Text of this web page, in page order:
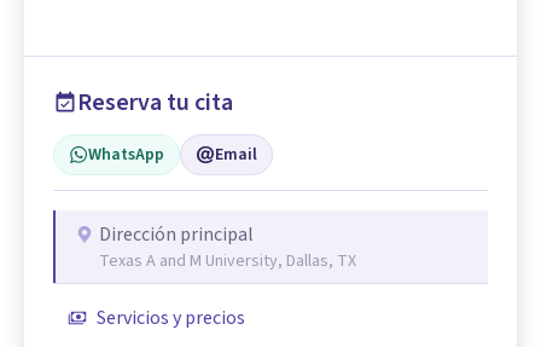
Reserva tu cita
WhatsApp Email
Dirección principal
Texas A and M University, Dallas, TX
Servicios y precios